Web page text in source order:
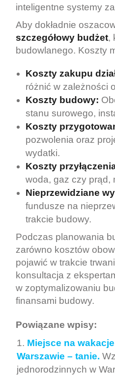
inteligentne systemy
Aby dokładnie
szczegółowy budżet,
budowlanego. Koszty
Koszty zakupu
różnić w zależności
Koszty budowy:
stanu surowego,
Koszty
pozwolenia oraz
wydatki.
Koszty
woda, gaz czy prąd,
Nieprzewidziane
fundusze na
trakcie budowy.
Podczas planowania
zarówno kosztów
pojawić w trakcie
konsultacja z
w zoptymalizowaniu
finansami budowy.
Powiązane wpisy:
Miejsce na
Warszawie – tanie.
jednorodzinnych w